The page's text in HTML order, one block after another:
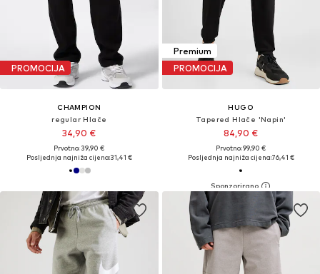
PROMOCIJA
CHAMPION
regular Hlače
34,90 €
Prvotno: 39,90 €
Posljednja najniža cijena:31,41 €
Premium
PROMOCIJA
HUGO
Tapered Hlače 'Napin'
84,90 €
Prvotno: 99,90 €
Posljednja najniža cijena:76,41 €